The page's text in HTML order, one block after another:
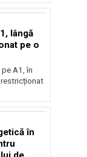
lângă
pe o
A1, în
în